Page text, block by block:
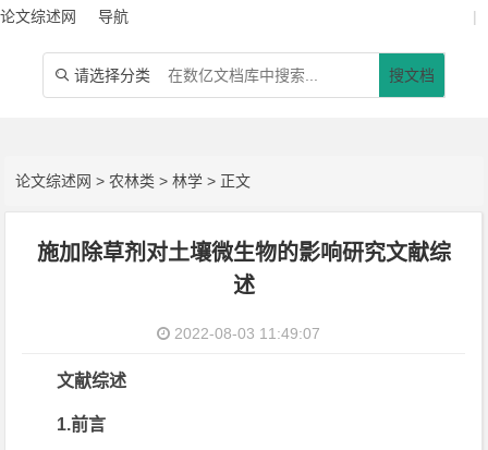
论文综述网 导航 |
 请选择分类 搜文档
论文综述网 >农林类 >林学 > 正文
施加除草剂对土壤微生物的影响研究文献综
述
2022-08-03 11:49:07
文献综述
1.前言